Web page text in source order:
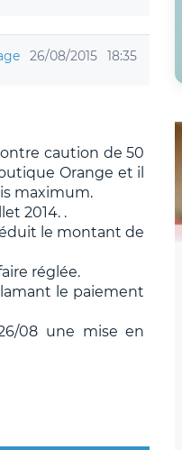
26/08/2015 18:35
caution de 50
Orange et il
maximum.
2014. .
le montant de
réglée.
le paiement
08 une mise en